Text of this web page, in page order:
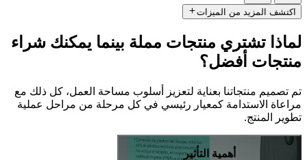
اكتشف المزيد من الميزات
لماذا تشتري منتجات مملة بينما يمكنك شراء
منتجات أفضل؟
تم تصميم منتجاتنا بعناية لتعزيز أسلوب مساحة العمل، كل ذلك مع
مراعاة الاستدامة كمعيار رئيسي في كل مرحلة من مراحل عملية
تطوير المنتج.
أهمية التأثير